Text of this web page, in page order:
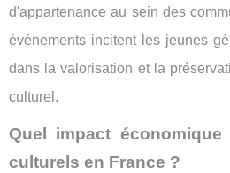
d'appartenance au sein des
événements incitent les jeunes
dans la valorisation et la
culturel.
Quel impact
culturels en France ?